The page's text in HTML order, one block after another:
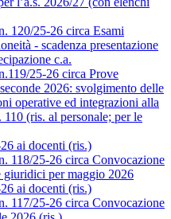
120/25-26 circa Esami
- scadenza presentazione
c.a.
25-26 circa Prove
2026: svolgimento delle
operative ed integrazioni alla
(ris. al personale; per le
ai docenti (ris.)
118/25-26 circa Convocazione
giuridici per maggio 2026
ai docenti (ris.)
117/25-26 circa Convocazione